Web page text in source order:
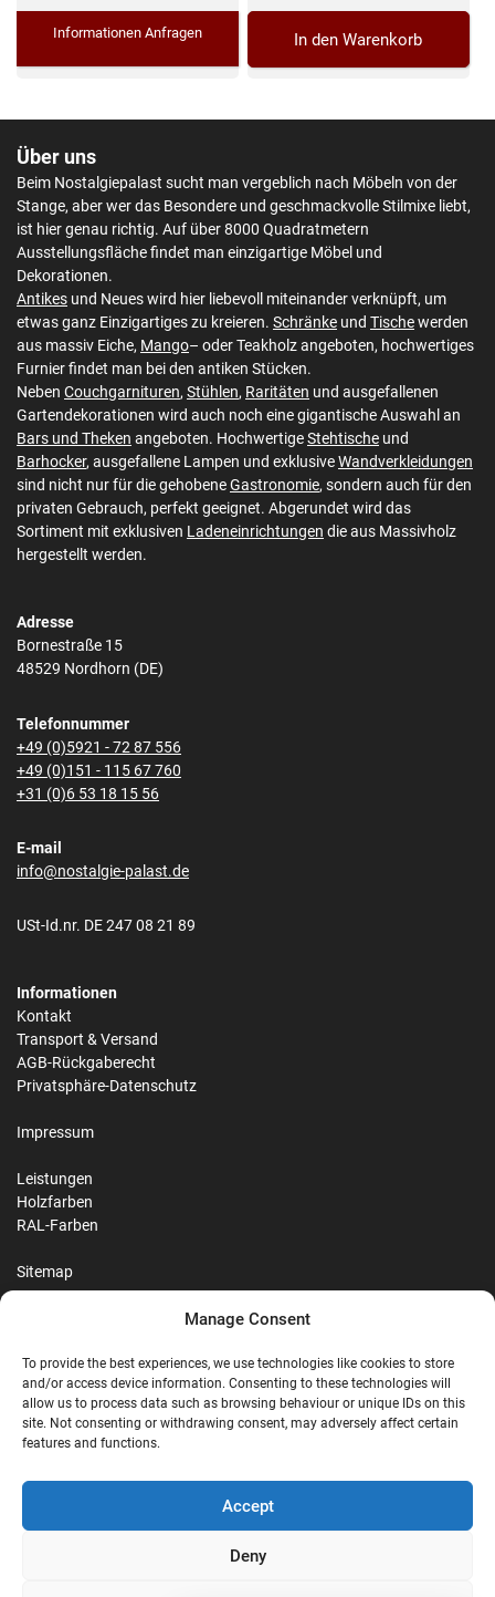
Manage Consent
To provide the best experiences, we use technologies like cookies to store
and/or access device information. Consenting to these technologies will
allow us to process data such as browsing behaviour or unique IDs on this
site. Not consenting or withdrawing consent, may adversely affect certain
features and functions.
Accept
Deny
Informationen Anfragen In den Warenkorb
Über uns
Beim Nostalgiepalast sucht man vergeblich nach Möbeln von der
Stange, aber wer das Besondere und geschmackvolle Stilmixe liebt,
ist hier genau richtig. Auf über 8000 Quadratmetern
Ausstellungsfläche findet man einzigartige Möbel und
Dekorationen.
Antikes und Neues wird hier liebevoll miteinander verknüpft, um
etwas ganz Einzigartiges zu kreieren. Schränke und Tischewerden
aus massiv Eiche, Mango– oder Teakholz angeboten, hochwertiges
Furnier findet man bei den antiken Stücken.
Neben Couchgarnituren, Stühlen, Raritäten und ausgefallenen
Gartendekorationen wird auch noch eine gigantische Auswahl an
Bars und Theken angeboten. HochwertigeStehtische und
Barhocker, ausgefallene Lampen und exklusiveWandverkleidungen
sind nicht nur für die gehobeneGastronomie, sondern auch für den
privaten Gebrauch, perfekt geeignet. Abgerundet wird das
Sortiment mit exklusiven Ladeneinrichtungen die aus Massivholz
hergestellt werden.
Adresse
Bornestraße 15
48529 Nordhorn (DE)
Telefonnummer
+49 (0)5921 - 72 87 556
+49 (0)151 - 115 67 760
+31 (0)6 53 18 15 56
E-mail
info@nostalgie-palast.de
USt-Id.nr. DE 247 08 21 89
Informationen
Kontakt
Transport & Versand
AGB-Rückgaberecht
Privatsphäre-Datenschutz
Impressum
Leistungen
Holzfarben
RAL-Farben
Sitemap
G Google Reviews